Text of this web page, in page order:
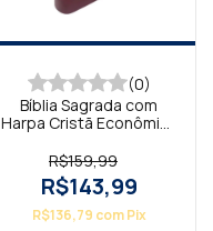
(0)
Bíblia Sagrada com
Harpa Cristã Econômica
(Pentecostes)
R$159,99
R$143,99
R$136,79 com Pix